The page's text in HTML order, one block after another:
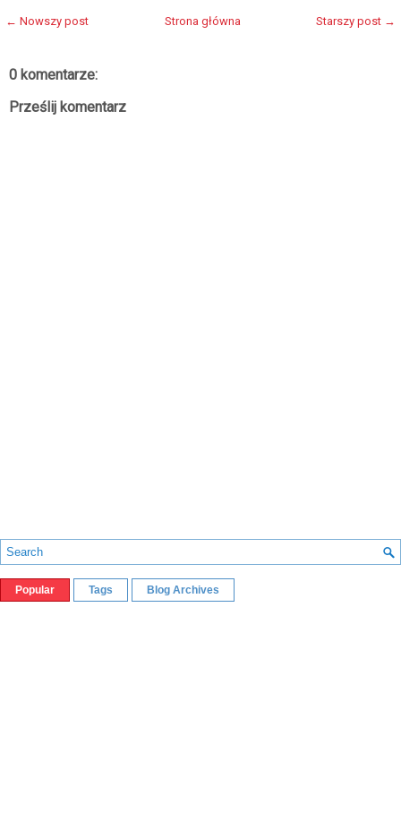
← Nowszy post Starszy post →
Strona główna
0 komentarze:
Prześlij komentarz
Popular Tags Blog Archives